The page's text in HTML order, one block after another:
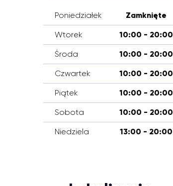
Poniedziałek Zamknięte
Wtorek 10:00 - 20:00
Środa 10:00 - 20:00
Czwartek 10:00 - 20:00
Piątek 10:00 - 20:00
Sobota 10:00 - 20:00
Niedziela 13:00 - 20:00